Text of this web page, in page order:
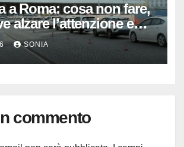
a Roma: cosa non fare,
alzare l’attenzione e
per muoversi
SONIA
commento